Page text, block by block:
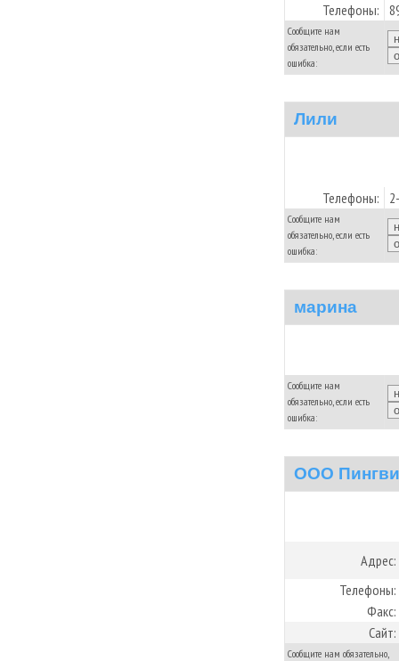
Телефоны:
Сообщите нам
обязательно, если есть
ошибка:
Лили
Телефоны:
Сообщите нам
обязательно, если есть
ошибка:
марина
Сообщите нам
обязательно, если есть
ошибка:
ООО
Адрес:
Телефоны:
Факс:
Сайт:
Сообщите нам обязательно,